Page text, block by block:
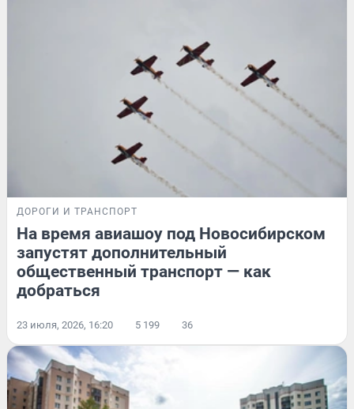
ДОРОГИ И ТРАНСПОРТ
На время авиашоу под Новосибирском
запустят дополнительный
общественный транспорт — как
добраться
23 июля, 2026, 16:20 5 199 36